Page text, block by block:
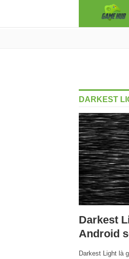
DARKEST
Darkest
Android
Darkest Light là